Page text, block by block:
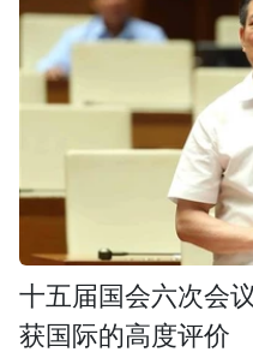
十五届国会六次会
获国际的高度评价